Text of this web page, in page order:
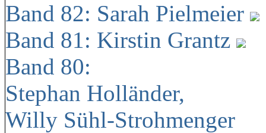
Band 82: Sarah Pielmeier
Band 81: Kirstin Grantz
Band 80:
Stephan Holländer,
Willy Sühl-Strohmenger